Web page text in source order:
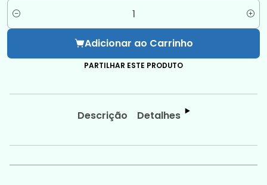
Quantidade
Adicionar ao Carrinho
PARTILHAR ESTE PRODUTO
Descrição Detalhes